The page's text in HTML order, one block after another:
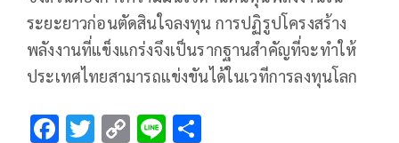
ระยะยาวก่อนตัดสินใจลงทุน การปฏิรูปโครงสร้าง
พลังงานที่แข็งแกร่งจึงเป็นรากฐานสำคัญที่จะทำให้
ประเทศไทยสามารถแข่งขันได้ในเวทีการลงทุนโลก
F T C Li